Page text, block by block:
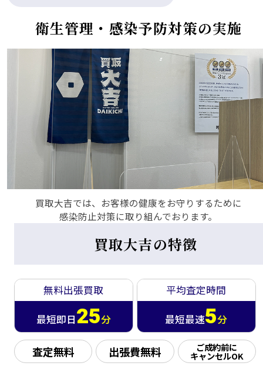
衛生管理・感染予防対策の実施
買取大吉では、お客様の健康をお守りするために
感染防止対策に取り組んでおります。
買取大吉の特徴
無料出張買取
最短即日25分
平均査定時間
最短最速5分
査定無料 出張費無料 ご成約前に
キャンセルOK